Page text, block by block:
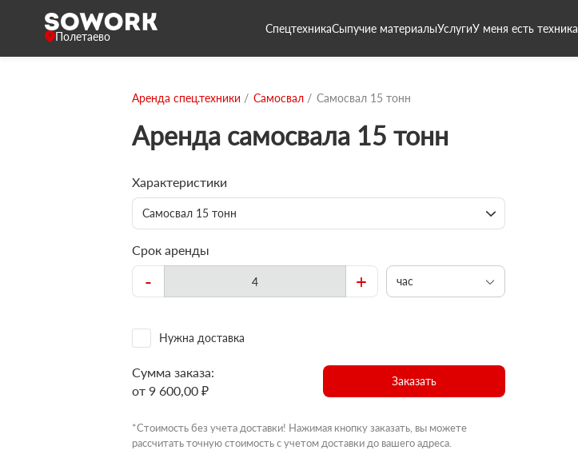
Полетаево
СпецтехникаСыпучие материалыУслугиУ меня есть техника
Аренда спец.техники Самосвал Самосвал 15 тонн
Аренда самосвала 15 тонн
Характеристики
Самосвал 15 тонн
Срок аренды
- + час
Нужна доставка
Сумма заказа:
от 9 600,00 ₽
Заказать
*Стоимость без учета доставки! Нажимая кнопку заказать, вы можете
рассчитать точную стоимость с учетом доставки до вашего адреса.